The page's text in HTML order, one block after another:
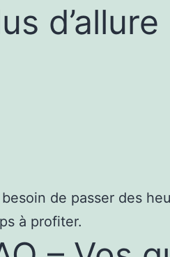
d’allure
besoin de passer des
à profiter.